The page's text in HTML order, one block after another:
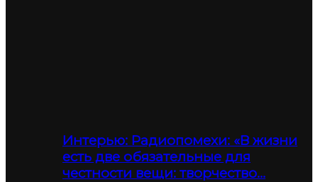
Интерью: Радиопомехи: «В жизни
есть две обязательные для
честности вещи: творчество…